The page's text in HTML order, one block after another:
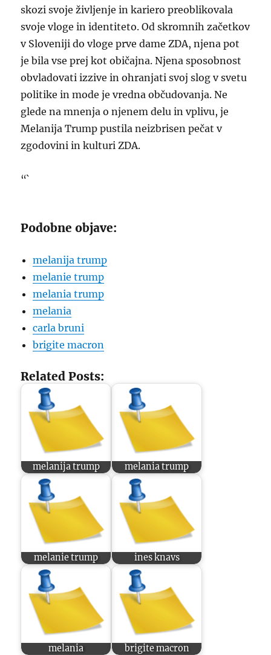
skozi svoje življenje in kariero preoblikovala
svoje vloge in identiteto. Od skromnih začetkov
v Sloveniji do vloge prve dame ZDA, njena pot
je bila vse prej kot običajna. Njena sposobnost
obvladovati izzive in ohranjati svoj slog v svetu
politike in mode je vredna občudovanja. Ne
glede na mnenja o njenem delu in vplivu, je
Melanija Trump pustila neizbrisen pečat v
zgodovini in kulturi ZDA.
“`
Podobne objave:
melanija trump
melanie trump
melania trump
melania
carla bruni
brigite macron
Related Posts:
melanija trump melania trump
melanie trump ines knavs
melania brigite macron